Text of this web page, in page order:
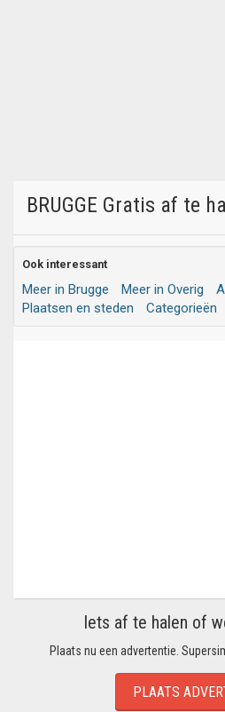
BRUGGE Gratis af te
Ook interessant
Meer in Brugge Meer in Overig
Plaatsen en steden
Categorieën
Iets af te halen of
Plaats nu een advertentie.
PLAATS